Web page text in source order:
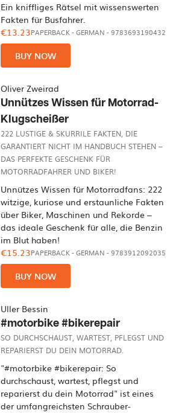
Ein kniffliges Rätsel mit wissenswerten
Fakten für Busfahrer.
€13.23PAPERBACK-GERMAN - 9783693190432
BUY NOW
Oliver Zweirad
Unnützes Wissen für Motorrad-
Klugscheißer
222 LUSTIGE & SKURRILE FAKTEN, DIE
GARANTIERT NICHT IM HANDBUCH STEHEN –
DAS PERFEKTE GESCHENK FÜR
MOTORRADFAHRER UND BIKER!
Unnützes Wissen für Motorradfans: 222
witzige, kuriose und erstaunliche Fakten
über Biker, Maschinen und Rekorde –
das ideale Geschenk für alle, die Benzin
im Blut haben!
€15.23PAPERBACK-GERMAN - 9783912092035
BUY NOW
Uller Bessin
#motorbike #bikerepair
SO DURCHSCHAUST, WARTEST, PFLEGST UND
REPARIERST DU DEIN MOTORRAD.
"#motorbike #bikerepair: So
durchschaust, wartest, pflegst und
reparierst du dein Motorrad" ist eines
der umfangreichsten Schrauber-